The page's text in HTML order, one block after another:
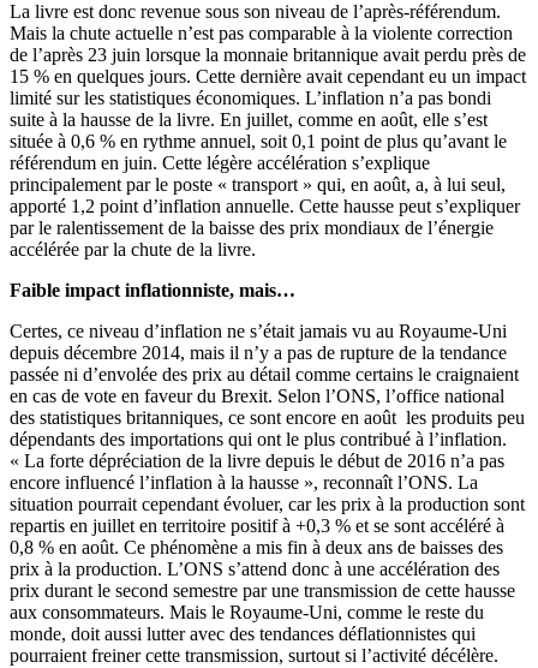
La livre est donc revenue sous son niveau de l’après-référendum.
Mais la chute actuelle n’est pas comparable à la violente correction
de l’après 23 juin lorsque la monnaie britannique avait perdu près de
15 % en quelques jours. Cette dernière avait cependant eu un impact
limité sur les statistiques économiques. L’inflation n’a pas bondi
suite à la hausse de la livre. En juillet, comme en août, elle s’est
située à 0,6 % en rythme annuel, soit 0,1 point de plus qu’avant le
référendum en juin. Cette légère accélération s’explique
principalement par le poste « transport » qui, en août, a, à lui seul,
apporté 1,2 point d’inflation annuelle. Cette hausse peut s’expliquer
par le ralentissement de la baisse des prix mondiaux de l’énergie
accélérée par la chute de la livre.
Faible impact inflationniste, mais…
Certes, ce niveau d’inflation ne s’était jamais vu au Royaume-Uni
depuis décembre 2014, mais il n’y a pas de rupture de la tendance
passée ni d’envolée des prix au détail comme certains le craignaient
en cas de vote en faveur du Brexit. Selon l’ONS, l’office national
des statistiques britanniques, ce sont encore en août les produits peu
dépendants des importations qui ont le plus contribué à l’inflation.
« La forte dépréciation de la livre depuis le début de 2016 n’a pas
encore influencé l’inflation à la hausse », reconnaît l’ONS. La
situation pourrait cependant évoluer, car les prix à la production sont
repartis en juillet en territoire positif à +0,3 % et se sont accéléré à
0,8 % en août. Ce phénomène a mis fin à deux ans de baisses des
prix à la production. L’ONS s’attend donc à une accélération des
prix durant le second semestre par une transmission de cette hausse
aux consommateurs. Mais le Royaume-Uni, comme le reste du
monde, doit aussi lutter avec des tendances déflationnistes qui
pourraient freiner cette transmission, surtout si l’activité décélère.